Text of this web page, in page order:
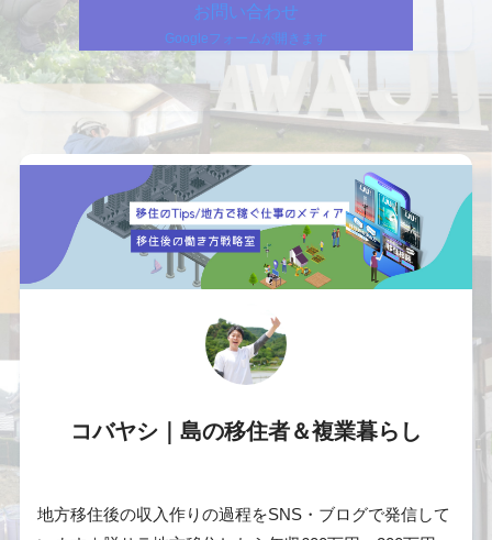
お問い合わせ
Googleフォームが開きます
コバヤシ｜島の移住者＆複業暮らし
地方移住後の収入作りの過程をSNS・ブログで発信して